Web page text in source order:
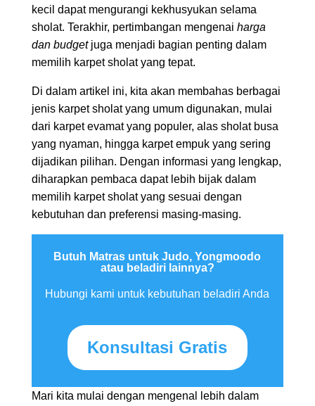
kecil dapat mengurangi kekhusyukan selama
sholat. Terakhir, pertimbangan mengenai harga
dan budgetjuga menjadi bagian penting dalam
memilih karpet sholat yang tepat.
Di dalam artikel ini, kita akan membahas berbagai
jenis karpet sholat yang umum digunakan, mulai
dari karpet evamat yang populer, alas sholat busa
yang nyaman, hingga karpet empuk yang sering
dijadikan pilihan. Dengan informasi yang lengkap,
diharapkan pembaca dapat lebih bijak dalam
memilih karpet sholat yang sesuai dengan
kebutuhan dan preferensi masing-masing.
Butuh Matras untuk Judo, Yongmoodo
atau beladiri lainnya?
Hubungi kami untuk kebutuhan beladiri Anda
Konsultasi Gratis
Mari kita mulai dengan mengenal lebih dalam